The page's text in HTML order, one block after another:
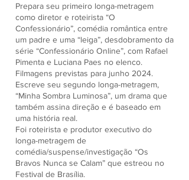
Prepara seu primeiro longa-metragem
como diretor e roteirista “O
Confessionário”, comédia romântica entre
um padre e uma “leiga”, desdobramento da
série “Confessionário Online”, com Rafael
Pimenta e Luciana Paes no elenco.
Filmagens previstas para junho 2024.
Escreve seu segundo longa-metragem,
“Minha Sombra Luminosa”, um drama que
também assina direção e é baseado em
uma história real.
Foi roteirista e produtor executivo do
longa-metragem de
comédia/suspense/investigação “Os
Bravos Nunca se Calam” que estreou no
Festival de Brasília.